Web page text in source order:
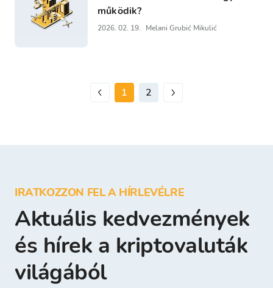
működik?
2026. 02. 19. Melani Grubić Mikulić
1 2
IRATKOZZON FEL A HÍRLEVÉLRE
Aktuális kedvezmények
és hírek a kriptovaluták
világából